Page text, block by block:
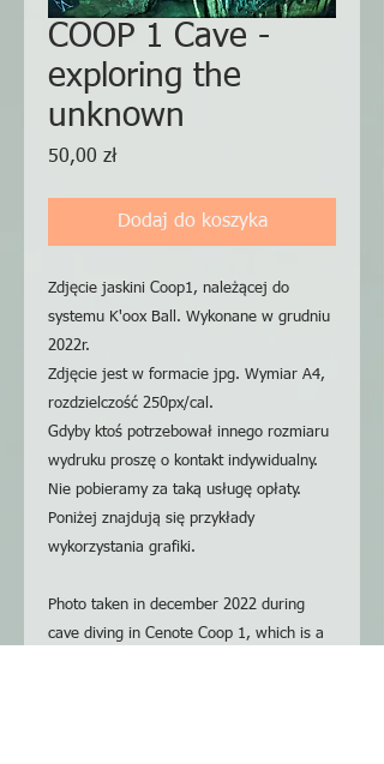
COOP 1 Cave -
exploring the
unknown
50,00 złCena
Dodaj do koszyka
Zdjęcie jaskini Coop1, należącej do
systemu K'oox Ball. Wykonane w grudniu
2022r.
Zdjęcie jest w formacie jpg. Wymiar A4,
rozdzielczość 250px/cal.
Gdyby ktoś potrzebował innego rozmiaru
wydruku proszę o kontakt indywidualny.
Nie pobieramy za taką usługę opłaty.
Poniżej znajdują się przykłady
wykorzystania grafiki.
Photo taken in december 2022 during
cave diving in Cenote Coop 1, which is a